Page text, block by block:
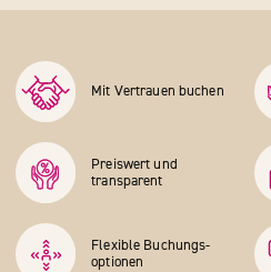
Mit Vertrauen buchen
Preiswert und
transparent
Flexible Buchungs­
optionen